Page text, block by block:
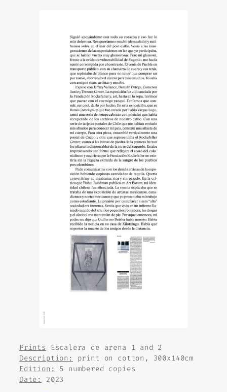
Prints Escalera de arena 1 and 2
Description:
print on cotton, 300x140cm
Edition:
5 numbered copies
Date:
2023